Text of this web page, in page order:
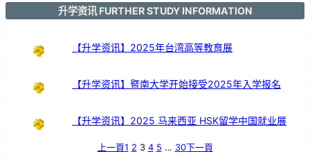
升学资讯 FURTHER STUDY INFORMATION
【升学资讯】2025年台湾高等教育展
【升学资讯】暨南大学开始接受2025年入学报名
【升学资讯】2025 马来西亚 HSK留学中国就业展
上一頁1 2 3 4 5 … 30下一頁